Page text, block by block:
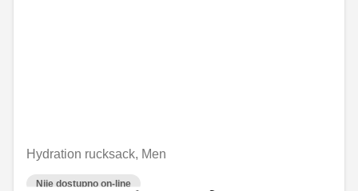
Hydration rucksack, Men
Nije dostupno on-line